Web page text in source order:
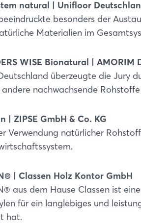
natural | Unifloor
besonders der
Materialien im
WISE Bionatural | AMORIM
überzeugte die Jury
nachwachsende
| ZIPSE GmbH & Co. KG
Verwendung natürlicher
| Classen Holz Kontor GmbH
aus dem Hause Classen ist
für ein langlebiges und
hat.